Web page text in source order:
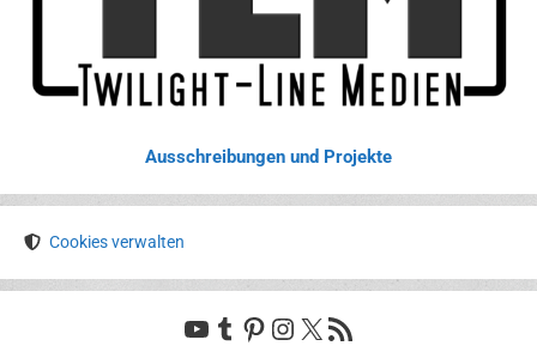
Ausschreibungen und Projekte
Cookies verwalten
YouTube
Tumblr
Pinterest
Instagram
X RSS-Feed